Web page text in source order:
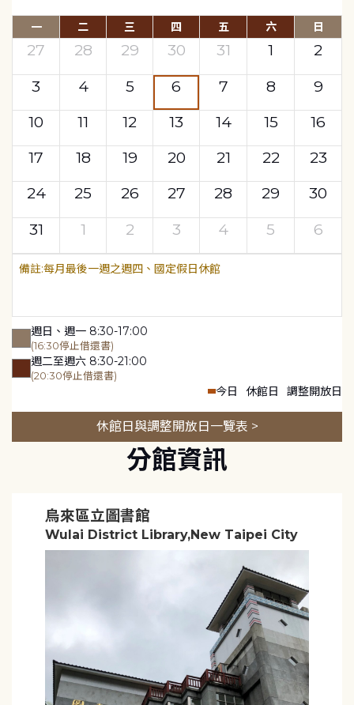
一 二 三 四 五 六 日
27 28 29 30 31 1
2
3
4 5 6 7 8
9
10
11 12 13 14 15
16
17
18 19 20 21 22
23
24
25 26 27 28 29
30
31
1 2 3 4 5 6
每月最後一週之週四、國定假日休館
週日、週一 8:30-17:00
(16:30停止借還書)
週二至週六 8:30-21:00
(20:30停止借還書)
今日 休館日 調整開放日
休館日與調整開放日一覽表 >
分館資訊
烏來區立圖書館
Wulai District Library,New Taipei City